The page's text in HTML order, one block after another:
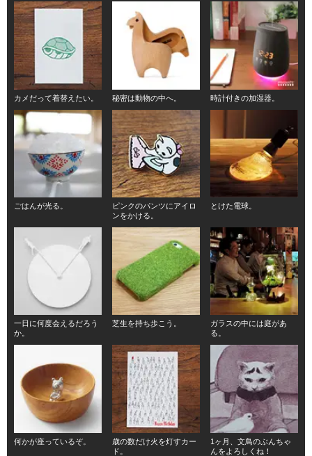
カメだって着替えたい。 秘密は動物の中へ。 時計付きの加湿器。
ごはんが光る。
ピンクのパンツにアイロ
ンをかける。
とけた電球。
一日に何度会えるだろう
か。
芝生を持ち歩こう。
ガラスの中には庭があ
る。
何かが座っているぞ。
歳の数だけ火を灯すカー
ド。
1ヶ月、文鳥のぶんちゃ
んをよろしくね！